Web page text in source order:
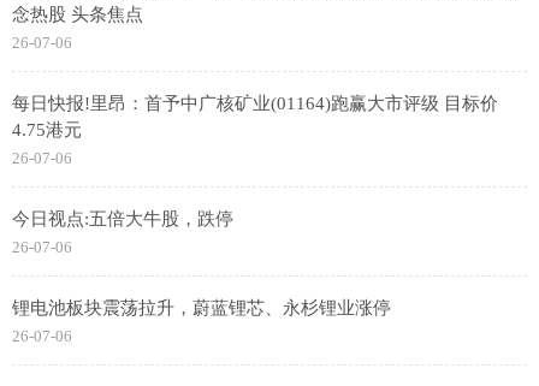
念热股 头条焦点
26-07-06
每日快报!里昂：首予中广核矿业(01164)跑赢大市评级 目标价
4.75港元
26-07-06
今日视点:五倍大牛股，跌停
26-07-06
锂电池板块震荡拉升，蔚蓝锂芯、永杉锂业涨停
26-07-06